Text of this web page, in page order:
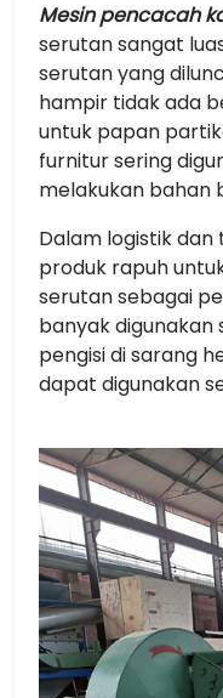
Mesin pencacah
serutan sangat
serutan yang
hampir tidak ada
untuk papan
furnitur sering
melakukan bahan
Dalam logistik
produk rapuh
serutan sebagai
banyak digunakan
pengisi di sarang
dapat digunakan